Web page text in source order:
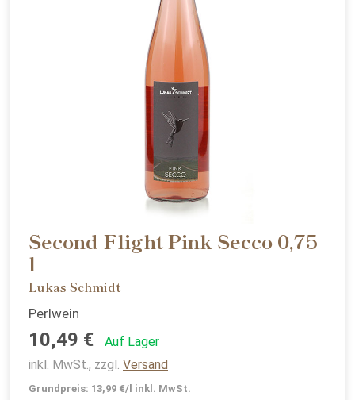
Second Flight Pink Secco 0,75
l
Lukas Schmidt
Perlwein
10,49 €
Auf Lager
inkl. MwSt., zzgl. Versand
Grundpreis: 13,99 €/l inkl. MwSt.